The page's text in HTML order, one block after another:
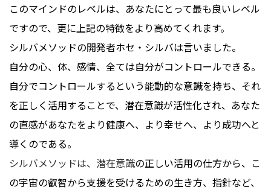
このマインドのレベルは、あなたにとって最も良いレベル
ですので、更に上記の特徴をより高めてくれます。
シルバメソッドの開発者ホセ・シルバは言いました。
自分の心、体、感情、全ては自分がコントロールできる。
自分でコントロールするという能動的な意識を持ち、それ
を正しく活用することで、潜在意識が活性化され、あなた
の直感があなたをより健康へ、より幸せへ、より成功へと
導くのである。
シルバメソッドは、潜在意識の正しい活用の仕方から、こ
の宇宙の叡智から支援を受けるための生き方、指針など、